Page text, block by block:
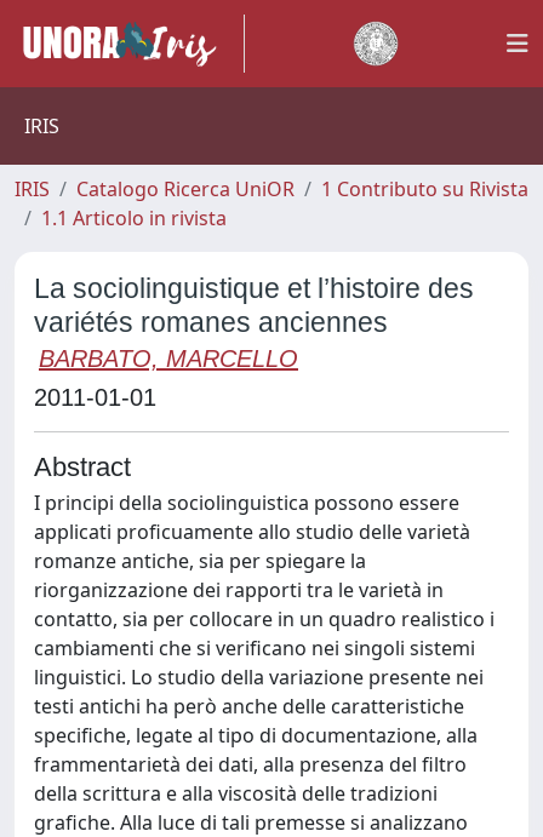
IRIS
IRIS Catalogo Ricerca UniOR
1 Contributo su Rivista
1.1 Articolo in rivista
La sociolinguistique et l’histoire des
variétés romanes anciennes
BARBATO, MARCELLO
2011-01-01
Abstract
I principi della sociolinguistica possono essere
applicati proficuamente allo studio delle varietà
romanze antiche, sia per spiegare la
riorganizzazione dei rapporti tra le varietà in
contatto, sia per collocare in un quadro realistico i
cambiamenti che si verificano nei singoli sistemi
linguistici. Lo studio della variazione presente nei
testi antichi ha però anche delle caratteristiche
specifiche, legate al tipo di documentazione, alla
frammentarietà dei dati, alla presenza del filtro
della scrittura e alla viscosità delle tradizioni
grafiche. Alla luce di tali premesse si analizzano